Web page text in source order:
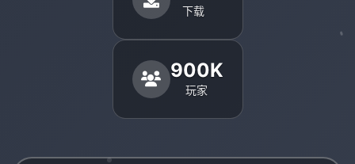
下载
900K
玩家